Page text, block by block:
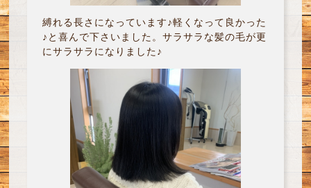
縛れる長さになっています♪軽くなって良かった
♪と喜んで下さいました。サラサラな髪の毛が更
にサラサラになりました♪